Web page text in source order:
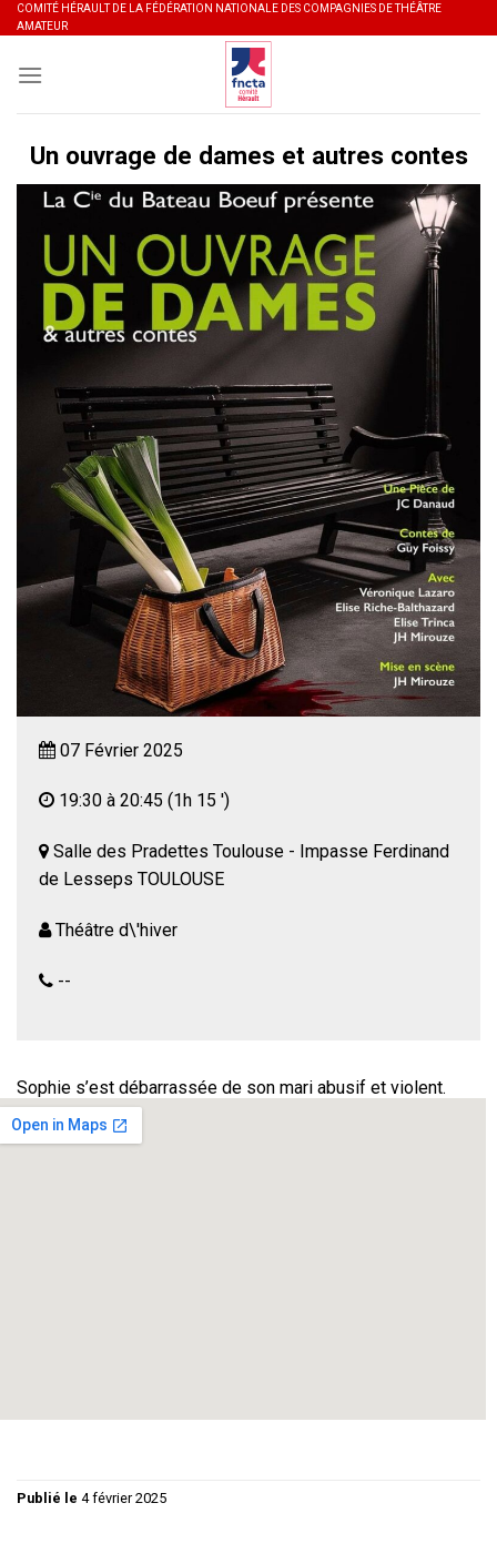
Skip
to
content
COMITÉ HÉRAULT DE LA FÉDÉRATION NATIONALE DES COMPAGNIES DE THÉÂTRE
AMATEUR
Un ouvrage de dames et autres contes
07 Février 2025
19:30 à 20:45 (1h 15 ')
Salle des Pradettes Toulouse - Impasse Ferdinand
de Lesseps TOULOUSE
Théâtre d\'hiver
--
Sophie s’est débarrassée de son mari abusif et violent.
D’un coup de couteau électrique, la tête de Roger a quitté le
reste de son corps. Entre les poireaux et la brioche, Sophie
Publié le 4 février 2025